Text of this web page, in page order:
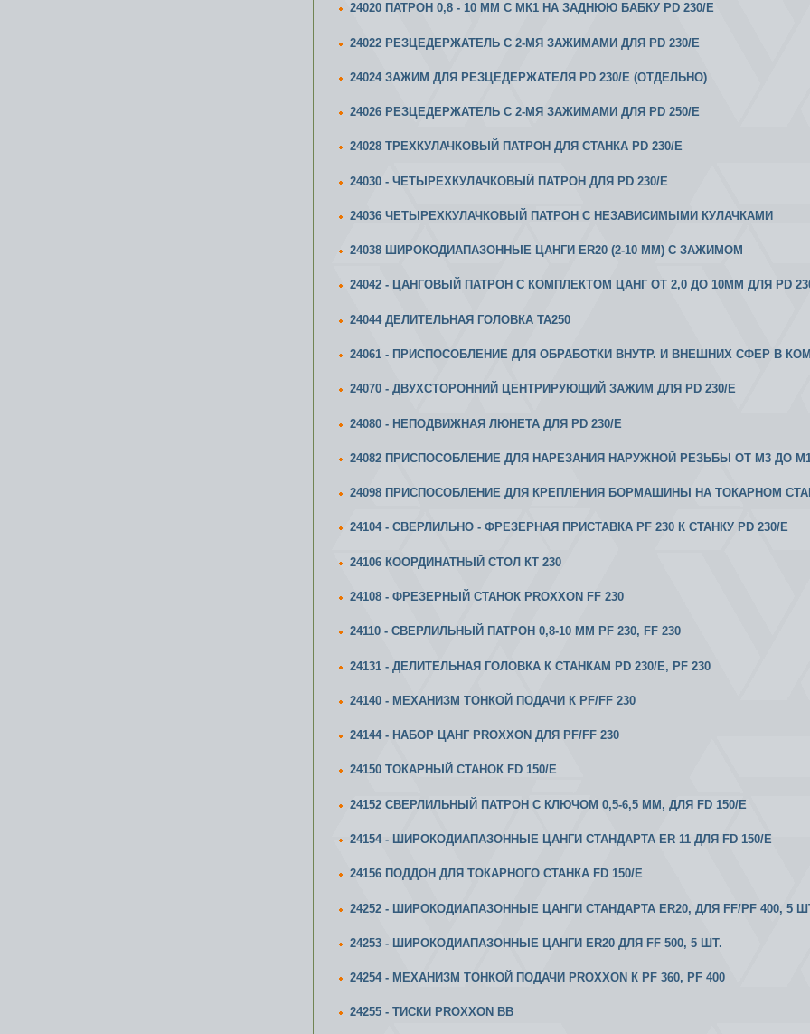
24020 ПАТРОН 0,8 - 10 ММ С МК1 НА ЗАДНЮЮ БАБКУ PD 230/E
24022 РЕЗЦЕДЕРЖАТЕЛЬ С 2-МЯ ЗАЖИМАМИ ДЛЯ PD 230/E
24024 ЗАЖИМ ДЛЯ РЕЗЦЕДЕРЖАТЕЛЯ PD 230/E (ОТДЕЛЬНО)
24026 РЕЗЦЕДЕРЖАТЕЛЬ С 2-МЯ ЗАЖИМАМИ ДЛЯ PD 250/E
24028 ТРЕХКУЛАЧКОВЫЙ ПАТРОН ДЛЯ СТАНКА PD 230/E
24030 - ЧЕТЫРЕХКУЛАЧКОВЫЙ ПАТРОН ДЛЯ PD 230/E
24036 ЧЕТЫРЕХКУЛАЧКОВЫЙ ПАТРОН С НЕЗАВИСИМЫМИ КУЛАЧКАМИ
24038 ШИРОКОДИАПАЗОННЫЕ ЦАНГИ ER20 (2-10 ММ) С ЗАЖИМОМ
24042 - ЦАНГОВЫЙ ПАТРОН С КОМПЛЕКТОМ ЦАНГ ОТ 2,0 ДО 10ММ ДЛЯ PD
24044 ДЕЛИТЕЛЬНАЯ ГОЛОВКА ТА250
24061 - ПРИСПОСОБЛЕНИЕ ДЛЯ ОБРАБОТКИ ВНУТР. И ВНЕШНИХ СФЕР В
24070 - ДВУХСТОРОННИЙ ЦЕНТРИРУЮЩИЙ ЗАЖИМ ДЛЯ PD 230/E
24080 - НЕПОДВИЖНАЯ ЛЮНЕТА ДЛЯ PD 230/E
24082 ПРИСПОСОБЛЕНИЕ ДЛЯ НАРЕЗАНИЯ НАРУЖНОЙ РЕЗЬБЫ ОТ М3 ДО М10
24098 ПРИСПОСОБЛЕНИЕ ДЛЯ КРЕПЛЕНИЯ БОРМАШИНЫ НА ТОКАРНОМ
24104 - СВЕРЛИЛЬНО - ФРЕЗЕРНАЯ ПРИСТАВКА PF 230 К СТАНКУ PD 230/E
24106 КООРДИНАТНЫЙ СТОЛ КТ 230
24108 - ФРЕЗЕРНЫЙ СТАНОК PROXXON FF 230
24110 - СВЕРЛИЛЬНЫЙ ПАТРОН 0,8-10 ММ PF 230, FF 230
24131 - ДЕЛИТЕЛЬНАЯ ГОЛОВКА К СТАНКАМ PD 230/E, PF 230
24140 - МЕХАНИЗМ ТОНКОЙ ПОДАЧИ К РF/FF 230
24144 - НАБОР ЦАНГ PROXXON ДЛЯ PF/FF 230
24150 ТОКАРНЫЙ СТАНОК FD 150/E
24152 СВЕРЛИЛЬНЫЙ ПАТРОН С КЛЮЧОМ 0,5-6,5 ММ, ДЛЯ FD 150/E
24154 - ШИРОКОДИАПАЗОННЫЕ ЦАНГИ СТАНДАРТА ER 11 ДЛЯ FD 150/E
24156 ПОДДОН ДЛЯ ТОКАРНОГО СТАНКА FD 150/E
24252 - ШИРОКОДИАПАЗОННЫЕ ЦАНГИ СТАНДАРТА ER20, ДЛЯ FF/PF 400, 5
24253 - ШИРОКОДИАПАЗОННЫЕ ЦАНГИ ER20 ДЛЯ FF 500, 5 ШТ.
24254 - МЕХАНИЗМ ТОНКОЙ ПОДАЧИ PROXXON К РF 360, PF 400
24255 - ТИСКИ PROXXON ВВ